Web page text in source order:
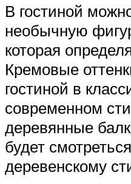
В гостиной
необычную
которая
Кремовые
гостиной в
современном
деревянные
будет
деревенскому